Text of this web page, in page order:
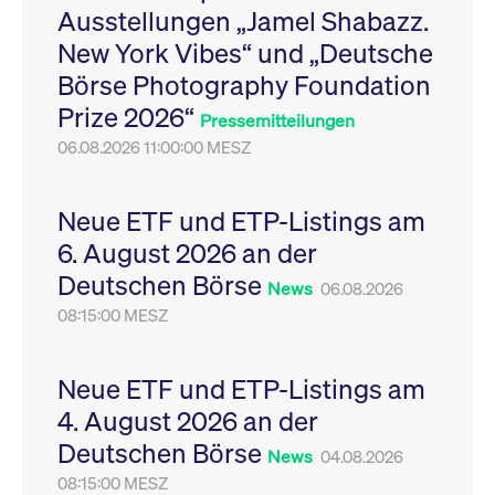
Ausstellungen „Jamel Shabazz.
New York Vibes“ und „Deutsche
Börse Photography Foundation
Prize 2026“ Pressemitteilungen
06.08.2026 11:00:00 MESZ
Neue ETF und ETP-Listings am
6. August 2026 an der
Deutschen Börse News 06.08.2026
08:15:00 MESZ
Neue ETF und ETP-Listings am
4. August 2026 an der
Deutschen Börse News 04.08.2026
08:15:00 MESZ
Leistung der Website
zu messen. Es handelt
sich um ein Muster-
Cookie, bei dem auf
das Präfix _pk_ses
eine kurze Reihe von
VISITOR_PRIVACY_METADATA
YouTube
.youtube.com
6
Monate
Dieses Cookie dient
Speicherung der
Einwilligungs- und
des Nutzers für ihre
Interaktion mit der
Sitzungen geehrt